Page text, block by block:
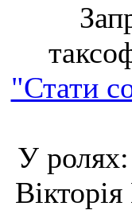
"Стати
У ролях: